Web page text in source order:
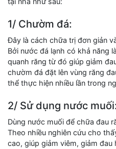
1/ Chườm đá:
Đây là cách chữa trị đơn giản
Bởi nước đá lạnh có khả năng
quanh răng từ đó giúp giảm
chườm đá đặt lên vùng răng
thể thực hiện nhiều lần trong
2/ Sử dụng nước
Dùng nước muối để chữa đau
Theo nhiều nghiên cứu cho
cao, giúp giảm viêm, giảm đau